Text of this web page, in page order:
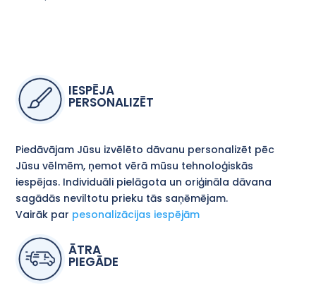
IESPĒJA
PERSONALIZĒT
Piedāvājam Jūsu izvēlēto dāvanu personalizēt pēc
Jūsu vēlmēm, ņemot vērā mūsu tehnoloģiskās
iespējas. Individuāli pielāgota un oriģināla dāvana
sagādās neviltotu prieku tās saņēmējam.
Vairāk par pesonalizācijas iespējām
ĀTRA
PIEGĀDE